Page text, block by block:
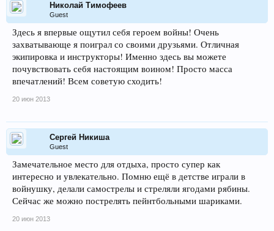
Николай Тимофеев
Guest
Здесь я впервые ощутил себя героем войны! Очень
захватывающе я поиграл со своими друзьями. Отличная
экипировка и инструкторы! Именно здесь вы можете
почувствовать себя настоящим воином! Просто масса
впечатлений! Всем советую сходить!
20 июн 2013
Сергей Никиша
Guest
Замечательное место для отдыха, просто супер как
интересно и увлекательно. Помню ещё в детстве играли в
войнушку, делали самострелы и стреляли ягодами рябины.
Сейчас же можно пострелять пейнтбольными шариками.
20 июн 2013